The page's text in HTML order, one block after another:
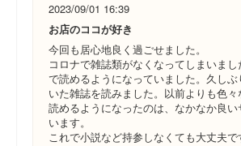
2023/09/01 16:39
お店のココが好き
今回も居心地良く過ごせました。
コロナで雑誌類がなくなってしまいま
で読めるようになっていました。久し
いた雑誌を読みました。以前よりも色
読めるようになったのは、なかなか良
います。
これで小説など持参しなくても大丈夫で